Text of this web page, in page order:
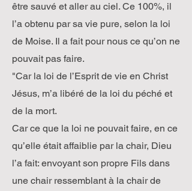
être sauvé et aller au ciel. Ce 100%, il
l’a obtenu par sa vie pure, selon la loi
de Moise. Il a fait pour nous ce qu’on ne
pouvait pas faire.
"Car la loi de l’Esprit de vie en Christ
Jésus, m’a libéré de la loi du péché et
de la mort.
Car ce que la loi ne pouvait faire, en ce
qu’elle était affaiblie par la chair, Dieu
l’a fait: envoyant son propre Fils dans
une chair ressemblant à la chair de